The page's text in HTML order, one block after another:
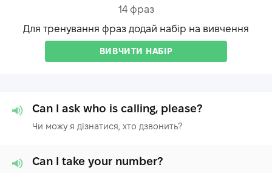
14фраз
Для тренування фраз додай набір на вивчення
ВИВЧИТИ НАБІР
Can I ask who is calling, please?
Чи можу я дізнатися, хто дзвонить?
Can I take your number?